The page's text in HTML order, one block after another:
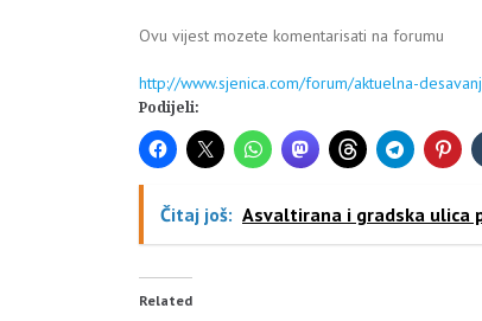
Ovu vijest mozete komentarisati na forumu
http://www.sjenica.com/forum/aktuelna-
Podijeli:
Čitaj još: Asvaltirana i gradska ulica
Related